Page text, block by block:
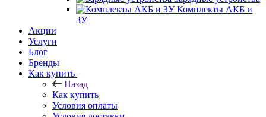
Комплекты АКБ и
ЗУ
Акции
Услуги
Блог
Бренды
Как купить
Назад
Как купить
Условия оплаты